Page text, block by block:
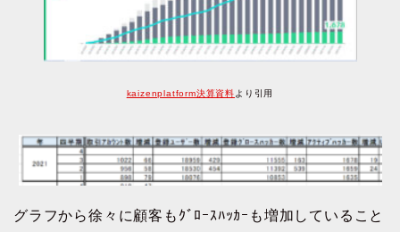
kaizenplatform決算資料 より引用
グラフから徐々に顧客もｸﾞﾛｰｽﾊｯｶｰも増加していること